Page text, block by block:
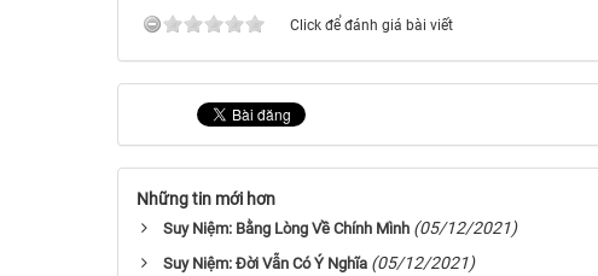
Click để đánh giá bài viết
Những tin mới hơn
Suy Niệm: Bằng Lòng Về Chính Mình (05/12/2021)
Suy Niệm: Ðời Vẫn Có Ý Nghĩa (05/12/2021)